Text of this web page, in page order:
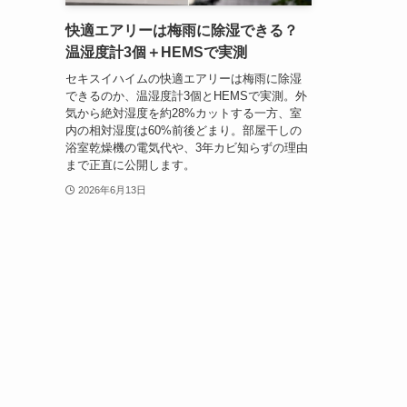
快適エアリーは梅雨に除湿できる？
温湿度計3個＋HEMSで実測
セキスイハイムの快適エアリーは梅雨に除湿
できるのか、温湿度計3個とHEMSで実測。外
気から絶対湿度を約28%カットする一方、室
内の相対湿度は60%前後どまり。部屋干しの
浴室乾燥機の電気代や、3年カビ知らずの理由
まで正直に公開します。
2026年6月13日